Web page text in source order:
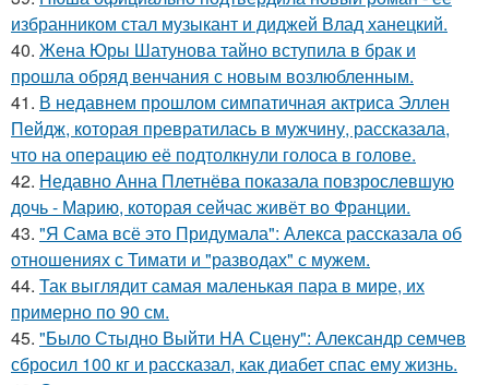
избранником стал музыкант и диджей Влад ханецкий.
40. Жена Юры Шатунова тайно вступила в брак и
прошла обряд венчания с новым возлюбленным.
41. В недавнем прошлом симпатичная актриса Эллен
Пейдж, которая превратилась в мужчину, рассказала,
что на операцию её подтолкнули голоса в голове.
42. Недавно Анна Плетнёва показала повзрослевшую
дочь - Марию, которая сейчас живёт во Франции.
43. "Я Сама всё это Придумала": Алекса рассказала об
отношениях с Тимати и "разводах" с мужем.
44. Так выглядит самая маленькая пара в мире, их
примерно по 90 см.
45. "Было Стыдно Выйти НА Сцену": Александр семчев
сбросил 100 кг и рассказал, как диабет спас ему жизнь.